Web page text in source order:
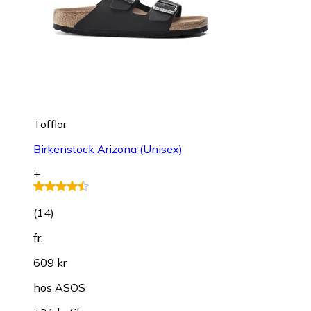
Tofflor
Birkenstock Arizona (Unisex)
+
(14)
fr.
609 kr
hos ASOS